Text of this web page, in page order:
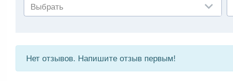
Выбрать
Нет отзывов. Напишите отзыв первым!